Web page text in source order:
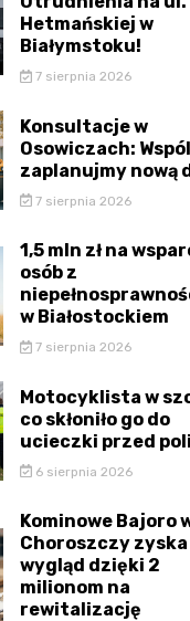
Hetmańskiej w
Białymstoku!
7 sierpnia 2026
Konsultacje w
Osowiczach:
zaplanujmy nową
7 sierpnia 2026
1,5 mln zł na
osób z
w Białostockiem
7 sierpnia 2026
Motocyklista w
co skłoniło go do
ucieczki przed
6 sierpnia 2026
Kominowe Bajoro
Choroszczy
wygląd dzięki 2
milionom na
rewitalizację